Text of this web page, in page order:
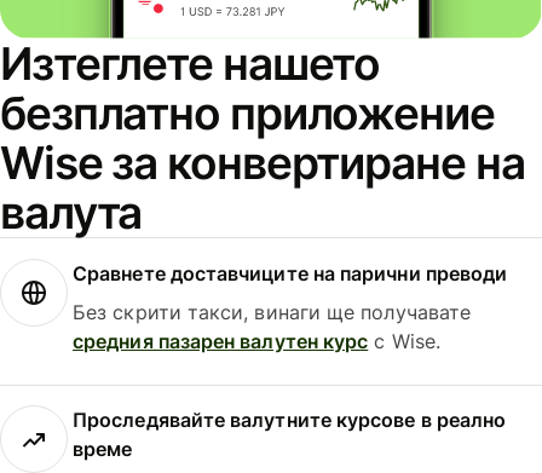
Изтеглете нашето
безплатно приложение
Wise за конвертиране на
валута
Сравнете доставчиците на парични преводи
Без скрити такси, винаги ще получавате
средния пазарен валутен курс с Wise.
Проследявайте валутните курсове в реално
време